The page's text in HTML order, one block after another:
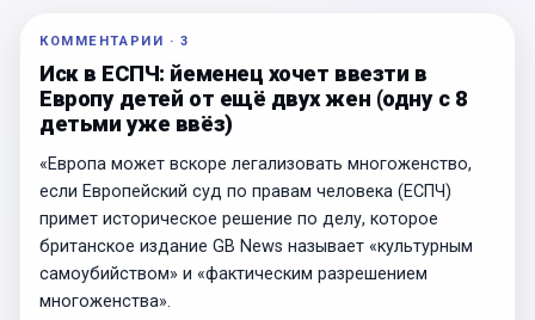
КОММЕНТАРИИ · 3
Иск в ЕСПЧ: йеменец хочет ввезти в
Европу детей от ещё двух жен (одну с 8
детьми уже ввёз)
«Европа может вскоре легализовать многоженство,
если Европейский суд по правам человека (ЕСПЧ)
примет историческое решение по делу, которое
британское издание GB News называет «культурным
самоубийством» и «фактическим разрешением
многоженства».